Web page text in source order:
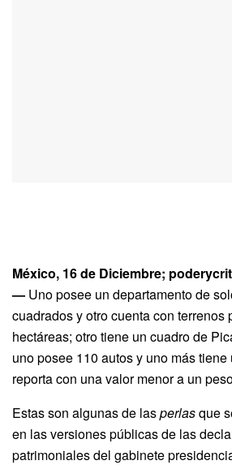
México, 16 de Diciembre;
— Uno posee un departamento de
cuadrados y otro cuenta con terrenos
hectáreas; otro tiene un cuadro de
uno posee 110 autos y uno más
reporta con una valor menor a un
Estas son algunas de lasperlasque
en las versiones públicas de las
patrimoniales del gabinete